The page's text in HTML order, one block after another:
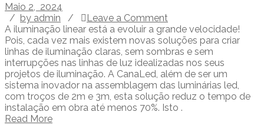
Maio 2, 2024
/ by admin /
Leave a Comment
A iluminação linear está a evoluir a grande velocidade!
Pois, cada vez mais existem novas soluções para criar
linhas de iluminação claras, sem sombras e sem
interrupções nas linhas de luz idealizadas nos seus
projetos de iluminação. A CanaLed, além de ser um
sistema inovador na assemblagem das luminárias led,
com troços de 2m e 3m, esta solução reduz o tempo de
instalação em obra até menos 70%. Isto .
Read More